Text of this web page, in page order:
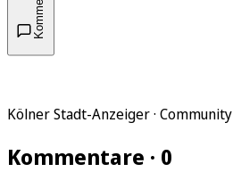
Kölner Stadt-Anzeiger · Community
Kommentare · 0